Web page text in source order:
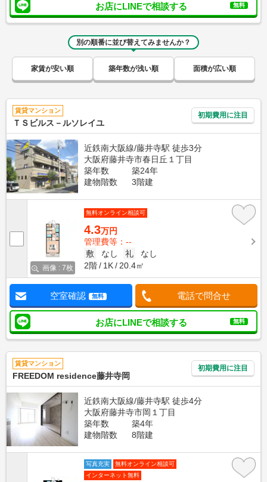
お店にLINEで相談する 無料
別の順番に並び替えてみませんか？
家賃が安い順 築年数が浅い順 面積が広い順
賃貸マンション
ＴＳビルス－ルソレイユ
初期費用に注目
近鉄南大阪線/藤井寺駅 徒歩3分
大阪府藤井寺市春日丘１丁目
築年数
築24年
建物階数
3階建
画像 : 7枚
無料オンライン相談可
4.3万円
管理費等：--
敷
なし 礼
なし
2階
1K 20.4㎡
空室確認 無料 電話で問合せ
お店にLINEで相談する 無料
賃貸マンション
FREEDOM residence藤井寺岡
初期費用に注目
近鉄南大阪線/藤井寺駅 徒歩4分
大阪府藤井寺市岡１丁目
築年数
築4年
建物階数
8階建
写真充実
無料オンライン相談可
インターネット無料